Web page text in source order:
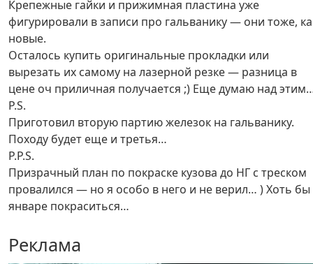
Крепежные гайки и прижимная пластина уже
фигурировали в записи про гальванику — они тоже,
новые.
Осталось купить оригинальные прокладки или
вырезать их самому на лазерной резке — разница в
цене оч приличная получается ;) Еще думаю над
P.S.
Приготовил вторую партию железок на гальванику.
Походу будет еще и третья…
P.P.S.
Призрачный план по покраске кузова до НГ с треском
провалился — но я особо в него и не верил… ) Хоть бы
январе покраситься…
Реклама